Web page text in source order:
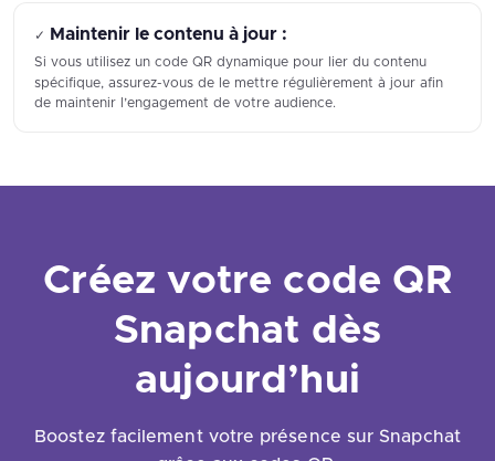
✓ Maintenir le contenu à jour :
Si vous utilisez un code QR dynamique pour lier du contenu
spécifique, assurez-vous de le mettre régulièrement à jour afin
de maintenir l’engagement de votre audience.
Créez votre code QR
Snapchat dès
aujourd’hui
Boostez facilement votre présence sur Snapchat